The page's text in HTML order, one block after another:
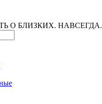
О БЛИЗКИХ. НАВСЕГДА.